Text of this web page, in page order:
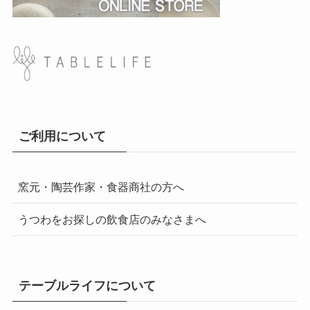
ご利用について
窯元・陶芸作家・食器商社の方へ
うつわをお探しの飲食店のみなさまへ
テーブルライフについて